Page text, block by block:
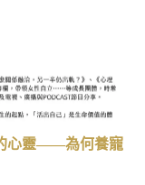
心靈——為何養寵